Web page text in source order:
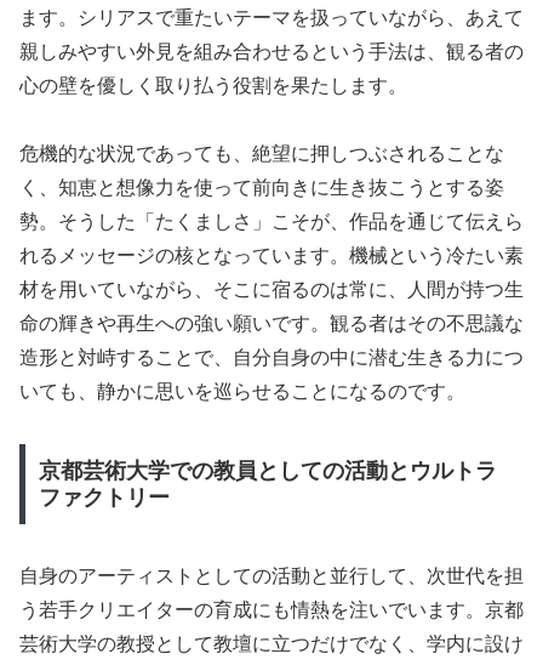
ます。シリアスで重たいテーマを扱っていながら、あえて
親しみやすい外見を組み合わせるという手法は、観る者の
心の壁を優しく取り払う役割を果たします。
危機的な状況であっても、絶望に押しつぶされることな
く、知恵と想像力を使って前向きに生き抜こうとする姿
勢。そうした「たくましさ」こそが、作品を通じて伝えら
れるメッセージの核となっています。機械という冷たい素
材を用いていながら、そこに宿るのは常に、人間が持つ生
命の輝きや再生への強い願いです。観る者はその不思議な
造形と対峙することで、自分自身の中に潜む生きる力につ
いても、静かに思いを巡らせることになるのです。
京都芸術大学での教員としての活動とウルトラ
ファクトリー
自身のアーティストとしての活動と並行して、次世代を担
う若手クリエイターの育成にも情熱を注いでいます。京都
芸術大学の教授として教壇に立つだけでなく、学内に設け